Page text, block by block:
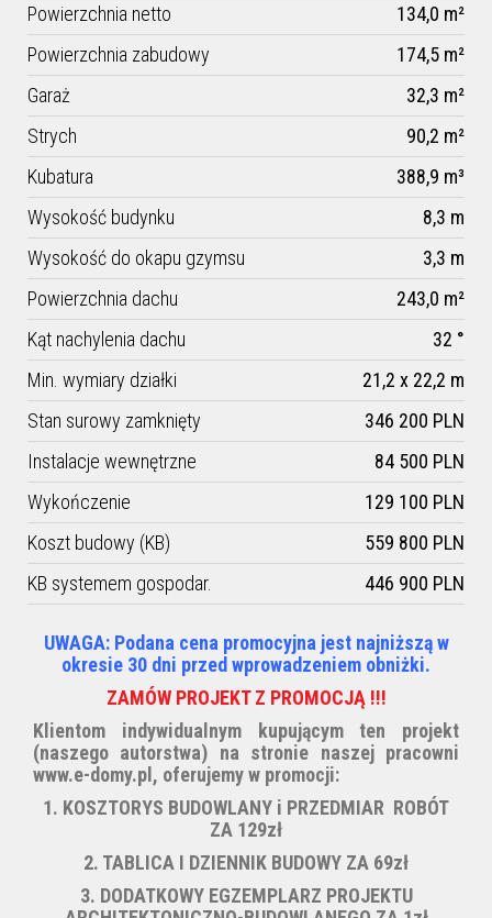
Powierzchnia netto
134,0 m²
Powierzchnia zabudowy
174,5 m²
Garaż
32,3 m²
Strych
90,2 m²
Kubatura
388,9 m³
Wysokość budynku
8,3 m
Wysokość do okapu gzymsu
3,3 m
Powierzchnia dachu
243,0 m²
Kąt nachylenia dachu
32 °
Min. wymiary działki
21,2 x 22,2 m
Stan surowy zamknięty
346 200 PLN
Instalacje wewnętrzne
84 500 PLN
Wykończenie
129 100 PLN
Koszt budowy (KB)
559 800 PLN
KB systemem gospodar.
446 900 PLN
UWAGA: Podana cena promocyjna jest najniższą w
okresie 30 dni przed wprowadzeniem obniżki.
ZAMÓW PROJEKT Z PROMOCJĄ !!!
Klientom indywidualnym kupującym ten projekt
(naszego autorstwa) na stronie naszej pracowni
www.e-domy.pl, oferujemy w promocji:
1. KOSZTORYS BUDOWLANY i PRZEDMIAR ROBÓT
ZA 129zł
2. TABLICA I DZIENNIK BUDOWY ZA 69zł
3. DODATKOWY EGZEMPLARZ PROJEKTU